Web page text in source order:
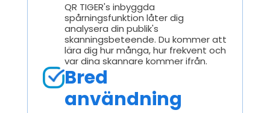
QR TIGER's inbyggda
spårningsfunktion låter dig
analysera din publik's
skanningsbeteende. Du kommer att
lära dig hur många, hur frekvent och
var dina skannare kommer ifrån.
Bred
användning